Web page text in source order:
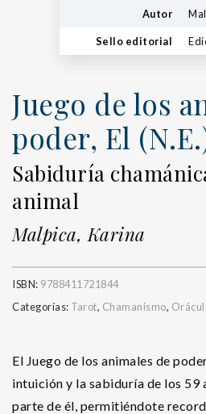
Autor
Sello editorial
Juego de los
poder, El
Sabiduría
animal
Malpica, Karina
ISBN: 9788411721844
Categorías: Tarot, Chamanismo,
El Juego de los animales de
intuición y la sabiduría de los 59
parte de él, permitiéndote